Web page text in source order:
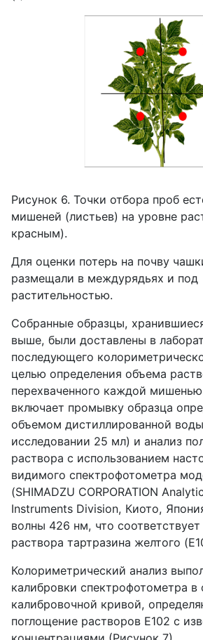
Рисунок 6. Точки отбора проб
мишеней (листьев) на уровне
красным).
Для оценки потерь на почву
размещали в междурядьях и под
растительностью.
Собранные образцы,
выше, были доставлены в
последующего
целью определения объема
перехваченного каждой
включает промывку образца
объемом дистиллированной
исследовании 25 мл) и анализ
раствора с использованием
видимого спектрофотометра
(SHIMADZU CORPORATION
Instruments Division, Киото,
волны 426 нм, что
раствора тартразина желтого (E
Колориметрический анализ
калибровки спектрофотометра в
калибровочной кривой,
поглощение растворов E102 с